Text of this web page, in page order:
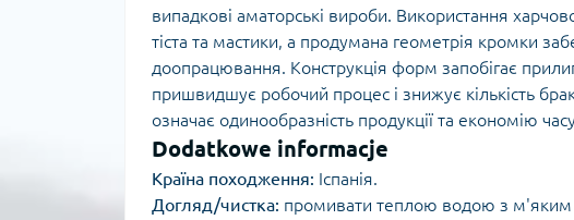
випадкові аматорські вироби. Використання
тіста та мастики, а продумана геометрія кромки
доопрацювання. Конструкція форм запобігає
пришвидшує робочий процес і знижує кількість
означає одинообразність продукції та економію
Dodatkowe informacje
Країна походження: Іспанія.
Догляд/чистка: промивати теплою водою з м'яким